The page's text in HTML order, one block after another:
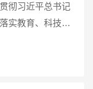
彻习近平总书记
实教育、科技、
基金委继续试点
项目（博士研究